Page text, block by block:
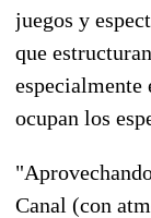
juegos y
que
ocupan los
Canal (con